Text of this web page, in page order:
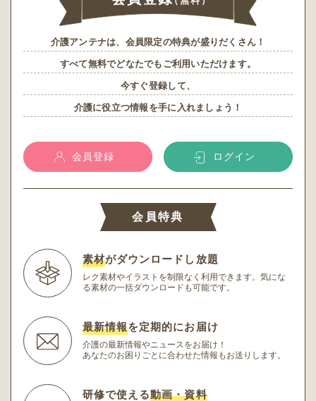
介護アンテナは、会員限定の特典が盛りだくさん！
すべて無料でどなたでもご利用いただけます。
今すぐ登録して、
介護に役立つ情報を手に入れましょう！
会員登録 ログイン
会員特典
素材がダウンロードし放題
レク素材やイラストを制限なく利用できます。 気にな
る素材の一括ダウンロードも可能です。
最新情報を定期的にお届け
介護の最新情報やニュースをお届け！
あなたのお困りごとに合わせた情報もお送りします。
研修で使える動画・資料